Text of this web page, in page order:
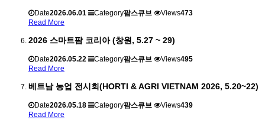
Date2026.06.01 Category팜스큐브 Views473
Read More
2026 스마트팜 코리아 (창원, 5.27 ~ 29)
Date2026.05.22 Category팜스큐브 Views495
Read More
베트남 농업 전시회(HORTI & AGRI VIETNAM 2026, 5.20~22)
Date2026.05.18 Category팜스큐브 Views439
Read More